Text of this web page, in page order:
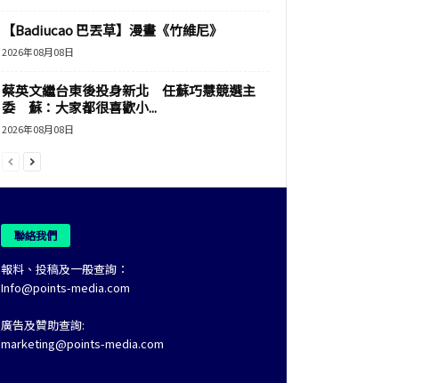
【Badiucao 巴丟草】漫畫《竹維尼》
2026年08月08日
蔡英文繼台東後投身新北 任蘇巧慧競選主
委 蘇：大家都很喜歡小...
2026年08月08日
聯絡我們
報料、投稿及一般查詢：
Info@points-media.com
廣告及贊助查詢:
marketing@points-media.com